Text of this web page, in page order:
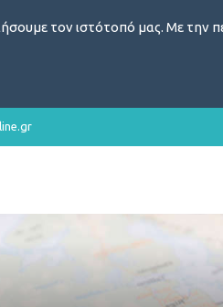
τον ιστότοπό μας. Με